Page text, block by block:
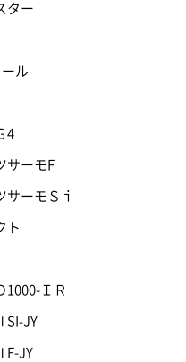
ター
ル
4
サーモF
サーモＳｉ
ト
1000-ＩＲ
JY
JY